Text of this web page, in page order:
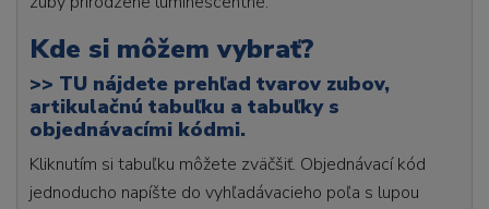
Kde si môžem vybrať?
>> TU nájdete prehľad tvarov zubov,
artikulačnú tabuľku a tabuľky s
objednávacími kódmi.
Kliknutím si tabuľku môžete zväčšiť. Objednávací kód
jednoducho napíšte do vyhľadávacieho poľa s lupou